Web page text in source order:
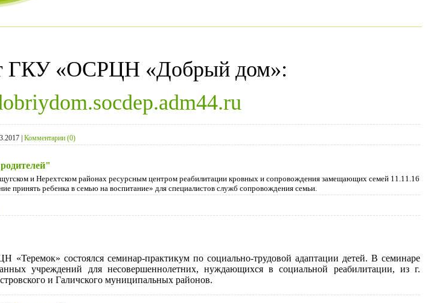
ГКУ «ОСРЦН «Добрый дом»:
Комментарии (0)
и Нерехтском районах ресурсным центром реабилитации кровных и сопровождения замещающих семей 11.11.16
принять ребенка в семью на воспитание» для специалистов служб сопровождения семьи.
состоялся семинар-практикум по социально-трудовой адаптации детей. В семинаре
учреждений для несовершеннолетних, нуждающихся в социальной реабилитации, из г.
и Галичского муниципальных районов.